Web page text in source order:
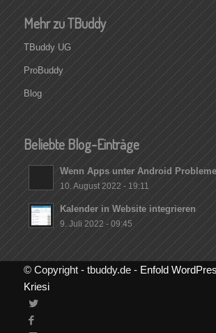
Mehr zu TBuddy
TBuddy UG
ProBuddy
Blog
Beliebte Blog-Einträge
Wenn Apps unter Android
10. August 2022 - 19:11
Kalender in Website integrieren
9. Juli 2022 - 09:45
© Copyright - tbuddy.de - Enfold
Kriesi